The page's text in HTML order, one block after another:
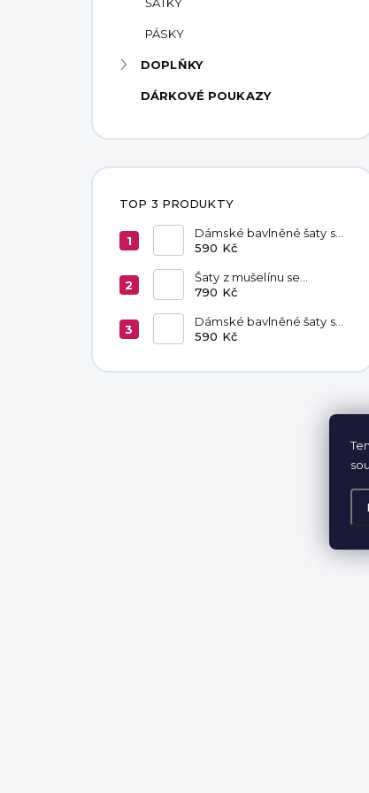
PÁSKY
DOPLŇKY
DÁRKOVÉ POUKAZY
TOP 3 PRODUKTY
Dámské bavlněné šaty s
kapsami Red
590 Kč
Šaty z mušelínu se
zavazováním v pase
790 Kč
Dámské bavlněné šaty s
kapsami Chocolate
590 Kč